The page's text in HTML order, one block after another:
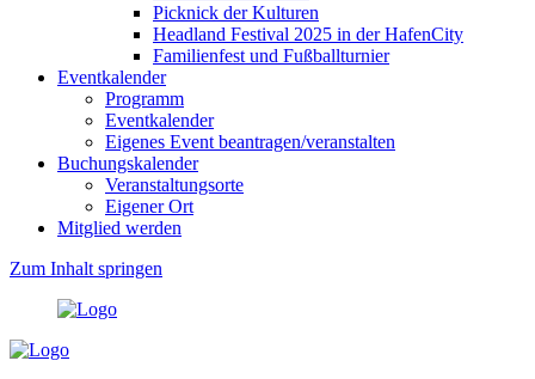
Picknick der Kulturen
Headland Festival 2025 in der HafenCity
Familienfest und Fußballturnier
Eventkalender
Programm
Eventkalender
Eigenes Event beantragen/veranstalten
Buchungskalender
Veranstaltungsorte
Eigener Ort
Mitglied werden
Zum Inhalt springen